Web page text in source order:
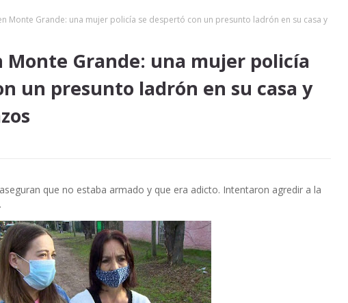
Monte Grande: una mujer policía se despertó con un presunto ladrón en su casa y
Monte Grande: una mujer policía
un presunto ladrón en su casa y
que no estaba armado y que era adicto. Intentaron agredir a la